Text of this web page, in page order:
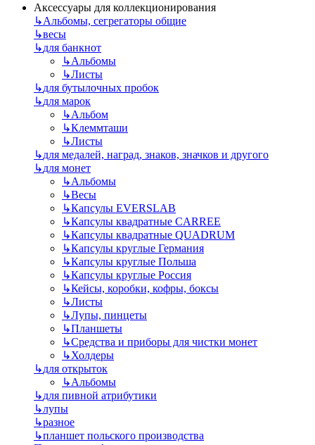
Аксессуары для коллекционирования
↳Альбомы, сегрегаторы общие
↳весы
↳для банкнот
↳Альбомы
↳Листы
↳для бутылочных пробок
↳для марок
↳Альбом
↳Клеммташи
↳Листы
↳для медалей, наград, знаков, значков и другого
↳для монет
↳Альбомы
↳Весы
↳Капсулы EVERSLAB
↳Капсулы квадратные CARREE
↳Капсулы квадратные QUADRUM
↳Капсулы круглые Германия
↳Капсулы круглые Польша
↳Капсулы круглые Россия
↳Кейсы, коробки, кофры, боксы
↳Листы
↳Лупы, пинцеты
↳Планшеты
↳Средства и приборы для чистки монет
↳Холдеры
↳для открыток
↳Альбомы
↳для пивной атрибутики
↳лупы
↳разное
↳планшет польского производства